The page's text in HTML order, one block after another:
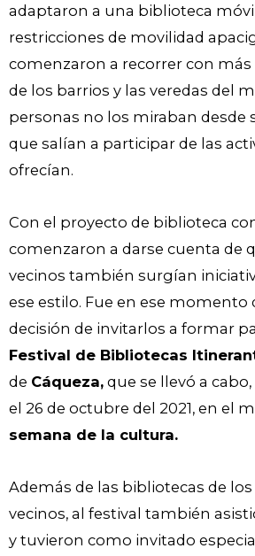
adaptaron a una biblioteca
restricciones de movilidad
comenzaron a recorrer con más
de los barrios y las veredas del
personas no los miraban desde
que salían a participar de las
ofrecían.
Con el proyecto de biblioteca
comenzaron a darse cuenta de
vecinos también surgían
ese estilo. Fue en ese
decisión de invitarlos a formar
Festival de Bibliotecas
de Cáqueza, que se llevó a
el 26 de octubre del 2021, en el
semana de la cultura.
Además de las bibliotecas de
vecinos, al festival también
y tuvieron como invitado